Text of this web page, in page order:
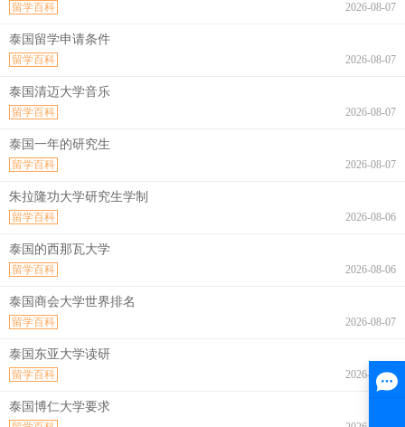
2026-08-07
留学百科
泰国留学申请条件
2026-08-07
留学百科
泰国清迈大学音乐
2026-08-07
留学百科
泰国一年的研究生
2026-08-07
留学百科
朱拉隆功大学研究生学制
2026-08-06
留学百科
泰国的西那瓦大学
2026-08-06
留学百科
泰国商会大学世界排名
2026-08-07
留学百科
泰国东亚大学读研
2026-08-07
留学百科
泰国博仁大学要求